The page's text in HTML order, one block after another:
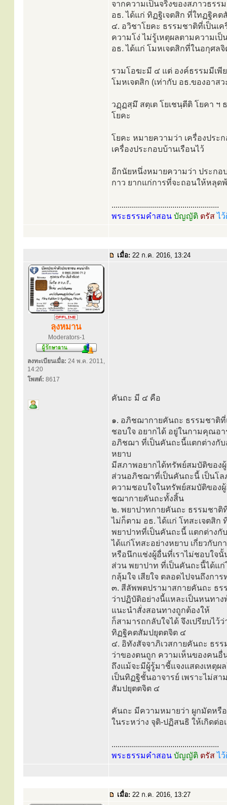
จากความเป็นจริงของสภาวธรรม
อธ. ได้แก่ ทิฏฐิเจตสิก ที่ใทฏฐิคต
๔. อวิชาโยคะ ธรรมชาติที่เป็นเ
ความโง่ ไม่รู้เหตุผลตามความเป็
อธ. ได้แก่ โมหเจตสิกที่ในอกุศล
รวมโอฆะมี ๔ แต่ องค์ธรรมมีเพี
โมหเจตสิก (เท่ากับ อธ.ของอาส
วฏฺฏสฺมึ สตฺเต โยเชนฺตีติ โยคา
โยคะ
โยคะ หมายความว่า เครื่องประ
เครื่องประกอบบ้านเรือนไว้
อีกนัยหนึ่งหมายความว่า ประกอ
กาว ยากแก่การที่จะถอนให้หลุด
.....................................................
พระธรรมคำสอน บัญญัติ ตรัสไ
เมื่อ: 22 ก.ค. 2016, 13:24
ลุงหมาน
Moderators-1
ลงทะเบียนเมื่อ: 24 พ.ค. 2011,
14:20
โพสต์: 8617
คันถะ มี ๔ คือ
๑. อภิชฌากายคันถะ ธรรมชาติที่
ชอบใจ อยากได้ อยู่ในกามคุณอ
อภิชฌา ที่เป็นคันถะนี้แตกต่างกั
หยาบ
มีสภาพอยากได้ทรัพย์สมบัติของ
ส่วนอภิชฌาที่เป็นคันถะนี้ เป็นโล
ความชอบใจในทรัพย์สมบัติของ
ชฌากายคันถะทั้งสิ้น
๒. พยาปาทกายคันถะ ธรรมชาติ
ไม่ก็ตาม อธ. ได้แก่ โทสะเจตสิก
พยาปาทที่เป็นคันถะนี้ แตกต่างกั
ได้แก่โทสะอย่างหยาบ เกี่ยวกับ
หรือนึกแช่งผู้อื่นที่เราไม่ชอบใจ
ส่วน พยาปาท ที่เป็นคันถะนี้ได้แก่
กลุ้มใจ เสียใจ ตลอดไปจนถึงกา
๓. สีลัพพตปรามาสกายคันถะ ธร
ว่าปฏิบัติอย่างนี้แหละเป็นหนทา
แนะนำสั่งสอนทางถูกต้องให้
ก็สามารถกลับใจได้ จึงเปรียบไ
ทิฏฐิคตสัมปยุตตจิต ๔
๔. อิทังสัจจาภิเวสกายคันถะ ธร
ว่าของตนถูก ความเห็นของคน
ถึงแม้จะมีผู้รู้มาชี้แจงแสดงเหตุผ
เป็นทิฏฐิชั้นอาจารย์ เพราะไม่ส
สัมปยุตตจิต ๔
คันถะ มีความหมายว่า ผูกมัดหรื
ในระหว่าง จุติ-ปฏิสนธิ ให้เกิดต่
.....................................................
พระธรรมคำสอน บัญญัติ ตรัสไ
เมื่อ: 22 ก.ค. 2016, 13:27